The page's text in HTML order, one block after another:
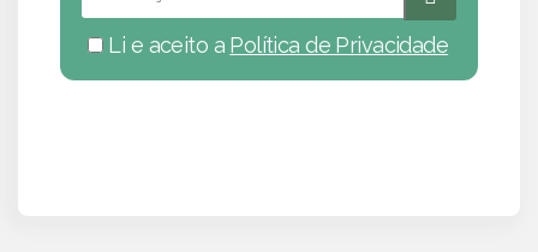
Li e aceito a Política de Privacidade